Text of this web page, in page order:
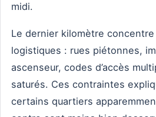
midi.
Le dernier kilomètre
logistiques : rues piétonnes,
ascenseur, codes d’accès
saturés. Ces contraintes
certains quartiers